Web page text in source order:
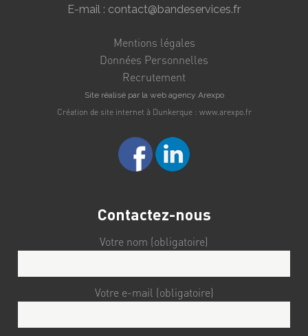
E-mail : contact@bandeservices.fr
Mentions légales
Données Personnelles
Recrutement
Site réalisé par la web agency Arexpo
Création de site internet à Dunkerque : www.arexpo.fr
Contactez-nous
Votre nom (obligatoire)
Votre e-mail (obligatoire)